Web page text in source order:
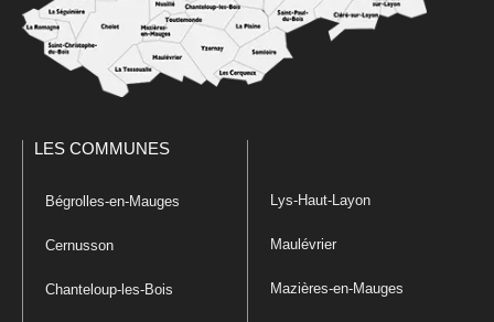
LES COMMUNES
Bégrolles-en-Mauges
Cernusson
Chanteloup-les-Bois
Lys-Haut-Layon
Maulévrier
Mazières-en-Mauges